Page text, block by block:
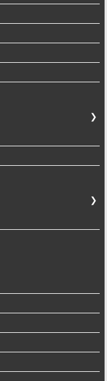
❯
❯